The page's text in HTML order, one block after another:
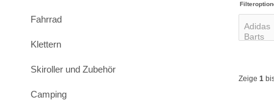
Fahrrad
Klettern
Skiroller und Zubehör
Camping
Zeige 1